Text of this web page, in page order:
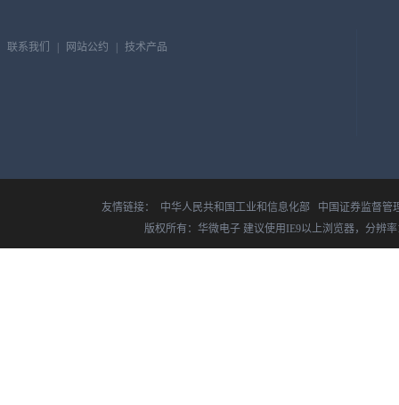
联系我们 网站公约 技术产品
友情链接： 中华人民共和国工业和信息化部
中国证券监督管
版权所有：华微电子 建议使用IE9以上浏览器，分辨